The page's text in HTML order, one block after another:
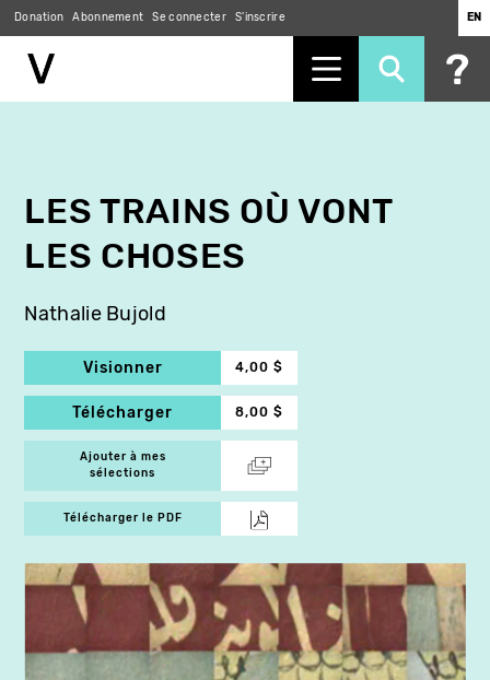
Donation Abonnement Se connecter S'inscrire EN
LES TRAINS OÙ VONT
LES CHOSES
Nathalie Bujold
Visionner 4,00 $
Télécharger 8,00 $
Ajouter à mes
sélections
Télécharger le PDF